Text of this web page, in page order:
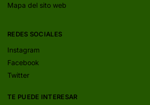
Mapa del sito web
REDES SOCIALES
Instagram
Facebook
Twitter
TE PUEDE INTERESAR